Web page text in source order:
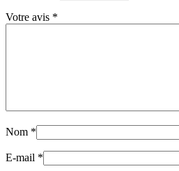
Votre avis *
Nom *
E-mail *